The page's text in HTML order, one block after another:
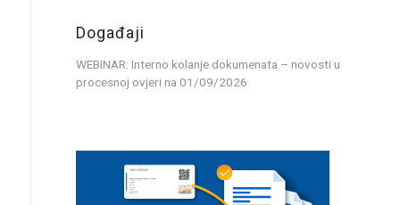
Događaji
WEBINAR: Interno kolanje dokumenata – novosti u
procesnoj ovjeri na 01/09/2026